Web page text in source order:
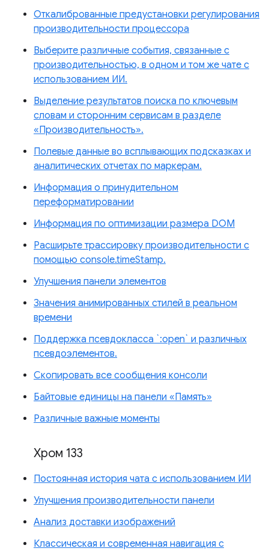
Откалиброванные предустановки регулирования
производительности процессора
Выберите различные события, связанные с
производительностью, в одном и том же чате с
использованием ИИ.
Выделение результатов поиска по ключевым
словам и сторонним сервисам в разделе
«Производительность».
Полевые данные во всплывающих подсказках и
аналитических отчетах по маркерам.
Информация о принудительном
переформатировании
Информация по оптимизации размера DOM
Расширьте трассировку производительности с
помощью console.timeStamp.
Улучшения панели элементов
Значения анимированных стилей в реальном
времени
Поддержка псевдокласса `:open` и различных
псевдоэлементов.
Скопировать все сообщения консоли
Байтовые единицы на панели «Память»
Различные важные моменты
Хром 133
Постоянная история чата с использованием ИИ
Улучшения производительности панели
Анализ доставки изображений
Классическая и современная навигация с